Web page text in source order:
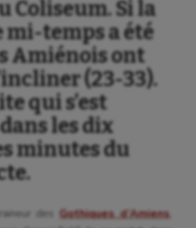
Coliseum. Si la
temps a été
Amiénois ont
(23-33).
qui s’est
les dix
minutes du
desGothiques d’Amiens